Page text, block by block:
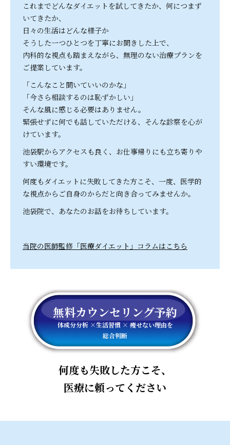
これまでどんなダイエットを試してきたか、何につまず
いてきたか、
日々の生活はどんな様子か
そうした一つひとつを丁寧にお聞きした上で、
内科的な視点も踏まえながら、無理のない治療プランを
ご提案しています。
「こんなこと聞いていいのかな」
「今さら相談するのは恥ずかしい」
そんな風に感じる必要はありません。
緊張せずに何でも話していただける、そんな診察を心が
けています。
池袋駅からアクセスも良く、お仕事帰りにも立ち寄りや
すい環境です。
何度もダイエットに失敗してきた方こそ、一度、医学的
な視点からご自身のからだと向き合ってみませんか。
池袋院で、あなたのお話をお待ちしています。
当院の医師監修「医療ダイエット」コラムはこちら
無料カウンセリング予約
体成分分析 ×生活習慣 × 痩せない理由を
総合判断
何度も失敗した方こそ、
医療に頼ってください